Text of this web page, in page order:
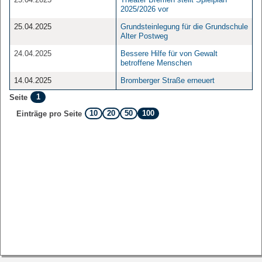
2025/2026 vor
25.04.2025
Grundsteinlegung für die Grundschule
Alter Postweg
24.04.2025
Bessere Hilfe für von Gewalt
betroffene Menschen
14.04.2025
Bromberger Straße erneuert
Seite
1
Einträge pro Seite
10 20 50 100